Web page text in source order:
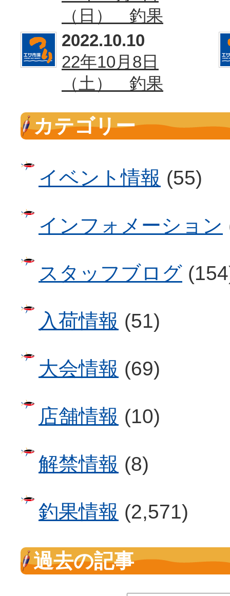
（日） 釣果
2022.10.10
22年10月8日
（土） 釣果
カテゴリー
イベント情報 (55)
インフォメーション
スタッフブログ
入荷情報 (51)
大会情報 (69)
店舗情報 (10)
解禁情報 (8)
釣果情報 (2,571)
過去の記事